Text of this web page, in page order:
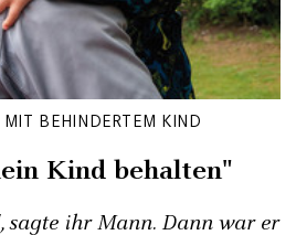
MIT BEHINDERTEM KIND
Kind behalten"
sagte ihr Mann. Dann war er